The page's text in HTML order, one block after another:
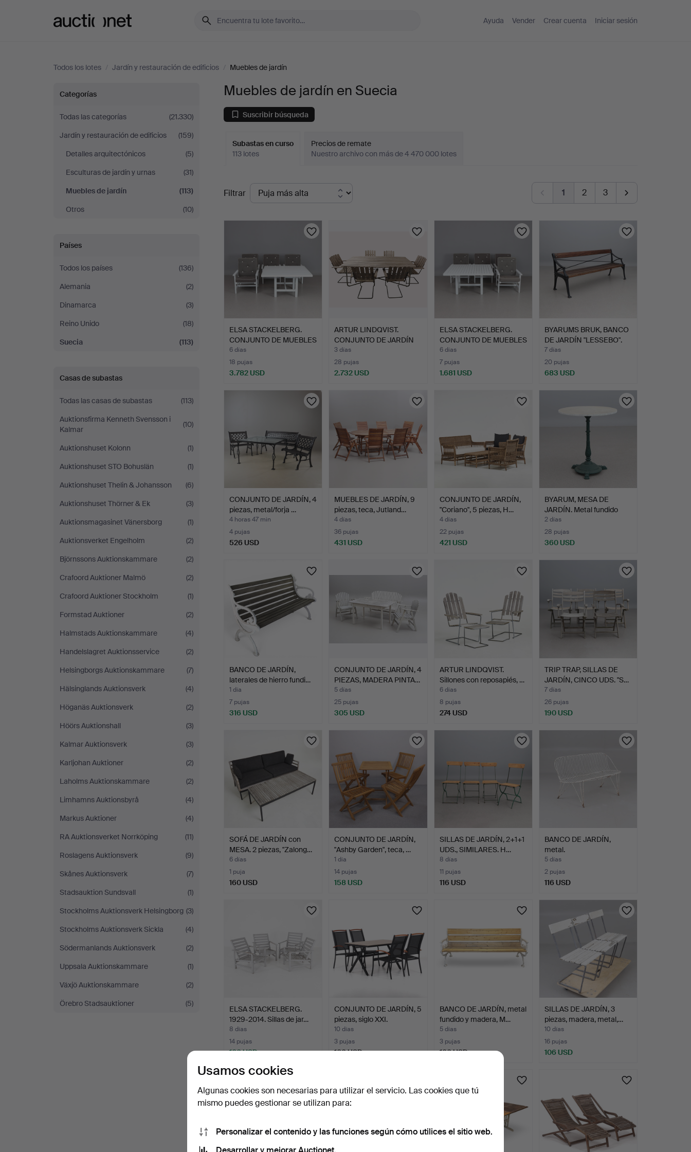
Ayuda Vender Crear cuenta Iniciar sesión
Todos los lotes / Jardín y restauración de edificios / Muebles de jardín
Muebles
de
jardín
en
Suecia
Categorías
Todas las categorías
(21.330)
Jardín y restauración de edificios
(159)
Detalles arquitectónicos
(5)
Esculturas de jardín y urnas
(31)
Muebles de jardín
(113)
Otros
(10)
Países
Todos los países
(136)
Alemania
(2)
Dinamarca
(3)
Reino Unido
(18)
Suecia
(113)
Casas de subastas
Todas las casas de subastas
(113)
Auktionsfirma Kenneth Svensson i
Kalmar
(10)
Auktionshuset Kolonn
(1)
Auktionshuset STO Bohuslän
(1)
Auktionshuset Thelin & Johansson
(6)
Auktionshuset Thörner & Ek
(3)
Auktionsmagasinet Vänersborg
(1)
Auktionsverket Engelholm
(2)
Björnssons Auktionskammare
(2)
Crafoord Auktioner Malmö
(2)
Crafoord Auktioner Stockholm
(1)
Formstad Auktioner
(2)
Halmstads Auktionskammare
(4)
Handelslagret Auktionsservice
(2)
Helsingborgs Auktionskammare
(7)
Hälsinglands Auktionsverk
(4)
Höganäs Auktionsverk
(2)
Höörs Auktionshall
(3)
Kalmar Auktionsverk
(3)
Karljohan Auktioner
(2)
Laholms Auktionskammare
(2)
Limhamns Auktionsbyrå
(4)
Markus Auktioner
(4)
RA Auktionsverket Norrköping
(11)
Roslagens Auktionsverk
(9)
Skånes Auktionsverk
(7)
Stadsauktion Sundsvall
(1)
Stockholms Auktionsverk Helsingborg (3)
Stockholms Auktionsverk Sickla
(4)
Södermanlands Auktionsverk
(2)
Uppsala Auktionskammare
(1)
Växjö Auktionskammare
(2)
Örebro Stadsauktioner
(5)
Muebles de jardín en Suecia
Suscribir búsqueda
Subastas en curso
113 lotes
Precios de remate
Nuestro archivo con más de 4 470 000 lotes
Subastas
en
curso
Filtrar 1 2 3
ELSA STACKELBERG.
CONJUNTO DE MUEBLES
DE J…
6 días
18 pujas
3.782 USD
ARTUR LINDQVIST.
CONJUNTO DE JARDÍN
GRYTHY…
3 días
28 pujas
2.732 USD
ELSA STACKELBERG.
CONJUNTO DE MUEBLES
DE J…
6 días
7 pujas
1.681 USD
BYARUMS BRUK, BANCO
DE JARDÍN "LESSEBO".
H…
7 días
20 pujas
683 USD
CONJUNTO DE JARDÍN, 4
piezas, metal/forja …
4 horas 47 min
4 pujas
526 USD
MUEBLES DE JARDÍN, 9
piezas, teca, Jutland…
4 días
36 pujas
431 USD
CONJUNTO DE JARDÍN,
"Coriano", 5 piezas, H…
4 días
22 pujas
421 USD
BYARUM, MESA DE
JARDÍN. Metal fundido
pint…
2 días
28 pujas
360 USD
BANCO DE JARDÍN,
laterales de hierro fundi…
1 día
7 pujas
316 USD
CONJUNTO DE JARDÍN, 4
PIEZAS, MADERA PINTA…
5 días
25 pujas
305 USD
ARTUR LINDQVIST.
Sillones con reposapiés, …
6 días
8 pujas
274 USD
TRIP TRAP, SILLAS DE
JARDÍN, CINCO UDS. "S…
7 días
26 pujas
190 USD
SOFÁ DE JARDÍN con
MESA. 2 piezas, "Zalong…
6 días
1 puja
160 USD
CONJUNTO DE JARDÍN,
"Ashby Garden", teca, …
1 día
14 pujas
158 USD
SILLAS DE JARDÍN, 2+1+1
UDS., SIMILARES. H…
8 días
11 pujas
116 USD
BANCO DE JARDÍN,
metal.
5 días
2 pujas
116 USD
ELSA STACKELBERG.
1929-2014. Sillas de jar…
8 días
14 pujas
106 USD
CONJUNTO DE JARDÍN, 5
piezas, siglo XXI.
10 días
3 pujas
106 USD
BANCO DE JARDÍN, metal
fundido y madera, M…
5 días
3 pujas
106 USD
SILLAS DE JARDÍN, 3
piezas, madera, metal,…
10 días
16 pujas
106 USD
Usamos cookies
Algunas cookies son necesarias para utilizar el servicio. Las cookies que tú
mismo puedes gestionar se utilizan para:
Personalizar el contenido y las funciones según cómo utilices el sitio web.